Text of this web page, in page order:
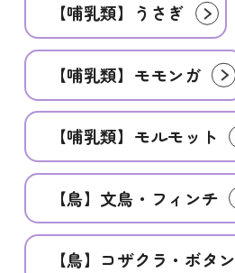
【哺乳類】うさぎ
【哺乳類】モモンガ
【哺乳類】モルモット
【鳥】文鳥・フィンチ
【鳥】コザクラ・ボタン